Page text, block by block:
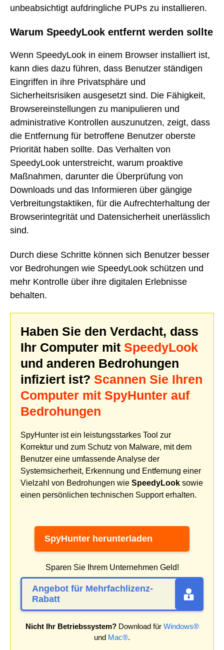
unbeabsichtigt aufdringliche PUPs zu installieren.
Warum SpeedyLook entfernt werden sollte
Wenn SpeedyLook in einem Browser installiert ist,
kann dies dazu führen, dass Benutzer ständigen
Eingriffen in ihre Privatsphäre und
Sicherheitsrisiken ausgesetzt sind. Die Fähigkeit,
Browsereinstellungen zu manipulieren und
administrative Kontrollen auszunutzen, zeigt, dass
die Entfernung für betroffene Benutzer oberste
Priorität haben sollte. Das Verhalten von
SpeedyLook unterstreicht, warum proaktive
Maßnahmen, darunter die Überprüfung von
Downloads und das Informieren über gängige
Verbreitungstaktiken, für die Aufrechterhaltung der
Browserintegrität und Datensicherheit unerlässlich
sind.
Durch diese Schritte können sich Benutzer besser
vor Bedrohungen wie SpeedyLook schützen und
mehr Kontrolle über ihre digitalen Erlebnisse
behalten.
Haben Sie den Verdacht, dass
Ihr Computer mit SpeedyLook
und anderen Bedrohungen
infiziert ist? Scannen Sie Ihren
Computer mit SpyHunter auf
Bedrohungen
SpyHunter ist ein leistungsstarkes Tool zur
Korrektur und zum Schutz von Malware, mit dem
Benutzer eine umfassende Analyse der
Systemsicherheit, Erkennung und Entfernung einer
Vielzahl von Bedrohungen wie SpeedyLook sowie
einen persönlichen technischen Support erhalten.
SpyHunter herunterladen
Sparen Sie Ihrem Unternehmen Geld!
Angebot für Mehrfachlizenz-
Rabatt
Nicht Ihr Betriebssystem?Download für Windows®
und Mac®.